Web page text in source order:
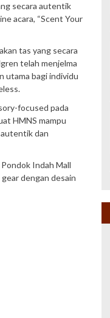
secara autentik
acara, “Scent Your
tas yang secara
telah menjelma
utama bagi individu
focused pada
HMNS mampu
dan
Indah Mall
dengan desain